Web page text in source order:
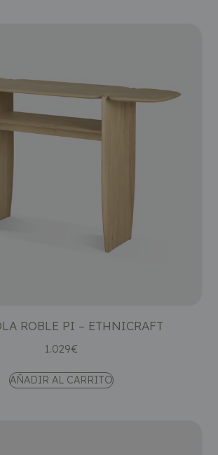
ROBLE PI – ETHNICRAFT
1.029€
AÑADIR AL CARRITO